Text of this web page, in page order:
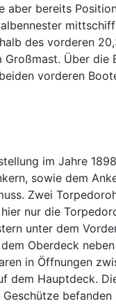
aber bereits
des vorderen
Über die
vorderen
im Jahre
sowie dem
Zwei
nur die
unter dem
Oberdeck
in Öffnungen
dem Hauptdeck.
befanden